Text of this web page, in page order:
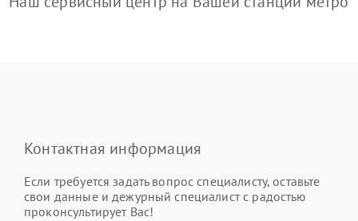
Контактная информация
Если требуется задать вопрос специалисту, оставьте
свои данные и дежурный специалист с радостью
проконсультирует Вас!